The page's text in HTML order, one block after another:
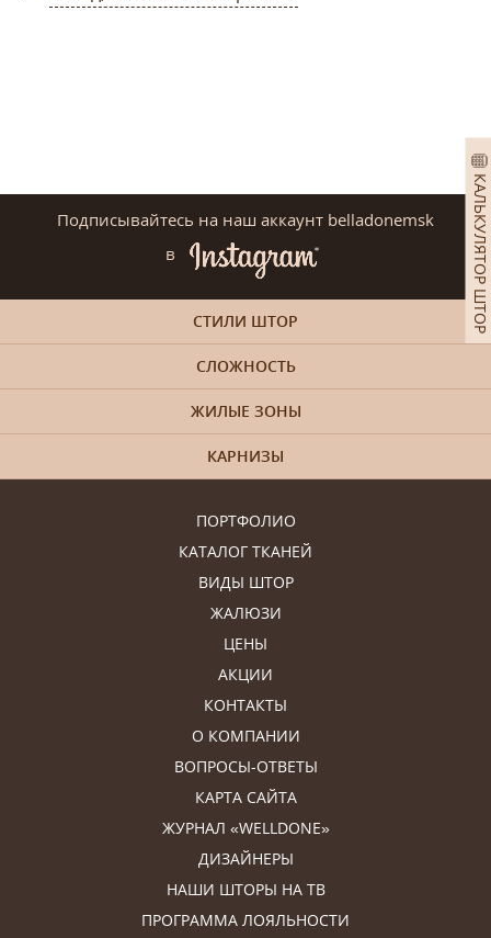
КАЛЬКУЛЯТОР ШТОР
Подписывайтесь на наш аккаунт belladonemsk
в
ПОРТФОЛИО
КАТАЛОГ ТКАНЕЙ
ВИДЫ ШТОР
ЖАЛЮЗИ
ЦЕНЫ
АКЦИИ
КОНТАКТЫ
О КОМПАНИИ
ВОПРОСЫ-ОТВЕТЫ
КАРТА САЙТА
ЖУРНАЛ «WELLDONE»
ДИЗАЙНЕРЫ
НАШИ ШТОРЫ НА ТВ
ПРОГРАММА ЛОЯЛЬНОСТИ
СТИЛИ ШТОР
СЛОЖНОСТЬ
ЖИЛЫЕ ЗОНЫ
КАРНИЗЫ